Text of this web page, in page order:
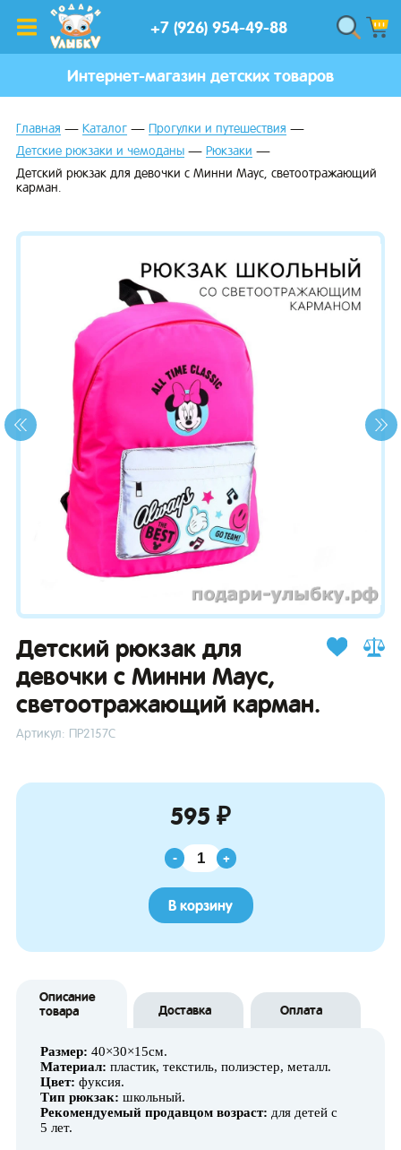
+7 (926) 954-49-88
Интернет-магазин детских товаров
Главная Каталог
Прогулки и путешествия
Детские рюкзаки и чемоданы
Рюкзаки
Детский рюкзак для девочки с Минни Маус, светоотражающий
карман.
Детский рюкзак для
девочки с Минни Маус,
светоотражающий карман.
Артикул: ПР2157С
595 ₽
- +
В корзину
Описание
товара
Доставка Оплата
Размер: 40×30×15см.
Материал: пластик, текстиль, полиэстер, металл.
Цвет: фуксия.
Тип рюкзак: школьный.
Рекомендуемый продавцом возраст: для детей с
5 лет.